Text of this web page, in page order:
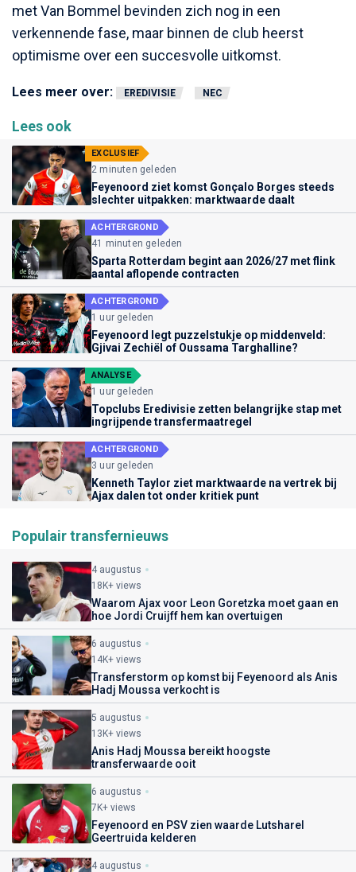
met Van Bommel bevinden zich nog in een
verkennende fase, maar binnen de club heerst
optimisme over een succesvolle uitkomst.
Lees meer over: EREDIVISIE NEC
Lees ook
EXCLUSIEF
2 minuten geleden
Feyenoord ziet komst Gonçalo Borges steeds
slechter uitpakken: marktwaarde daalt
ACHTERGROND
41 minuten geleden
Sparta Rotterdam begint aan 2026/27 met flink
aantal aflopende contracten
ACHTERGROND
1 uur geleden
Feyenoord legt puzzelstukje op middenveld:
Gjivai Zechiël of Oussama Targhalline?
ANALYSE
1 uur geleden
Topclubs Eredivisie zetten belangrijke stap met
ingrijpende transfermaatregel
ACHTERGROND
3 uur geleden
Kenneth Taylor ziet marktwaarde na vertrek bij
Ajax dalen tot onder kritiek punt
Populair transfernieuws
4 augustus
18K+ views
Waarom Ajax voor Leon Goretzka moet gaan en
hoe Jordi Cruijff hem kan overtuigen
6 augustus
14K+ views
Transferstorm op komst bij Feyenoord als Anis
Hadj Moussa verkocht is
5 augustus
13K+ views
Anis Hadj Moussa bereikt hoogste
transferwaarde ooit
6 augustus
7K+ views
Feyenoord en PSV zien waarde Lutsharel
Geertruida kelderen
4 augustus